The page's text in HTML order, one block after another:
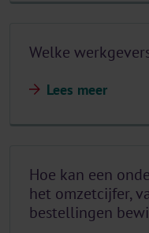
Welke
Lees meer
Hoe kan een
het omzetcijfer,
bestellingen